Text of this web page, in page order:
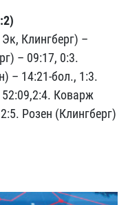
Клингберг) –
– 09:17, 0:3.
– 14:21-бол., 1:3.
Коварж
Розен (Клингберг)